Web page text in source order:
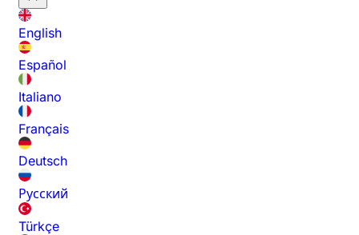
English
Español
Italiano
Français
Deutsch
Русский
Türkçe